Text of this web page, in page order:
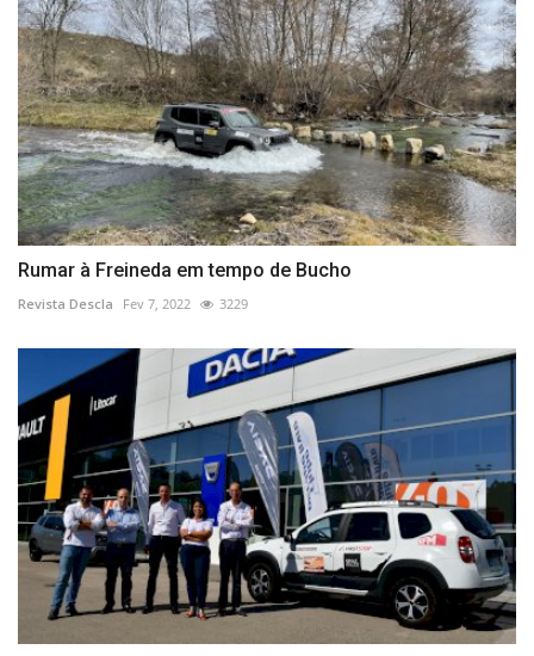
Rumar à Freineda em tempo de Bucho
Revista Descla Fev 7, 2022 3229